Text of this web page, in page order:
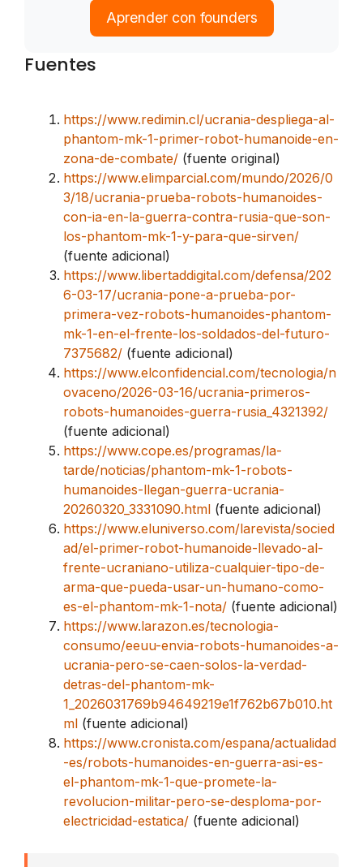
Aprender con founders
Fuentes
https://www.redimin.cl/ucrania-despliega-al-
phantom-mk-1-primer-robot-humanoide-en-
zona-de-combate/ (fuente original)
https://www.elimparcial.com/mundo/2026/0
3/18/ucrania-prueba-robots-humanoides-
con-ia-en-la-guerra-contra-rusia-que-son-
los-phantom-mk-1-y-para-que-sirven/
(fuente adicional)
https://www.libertaddigital.com/defensa/202
6-03-17/ucrania-pone-a-prueba-por-
primera-vez-robots-humanoides-phantom-
mk-1-en-el-frente-los-soldados-del-futuro-
7375682/ (fuente adicional)
https://www.elconfidencial.com/tecnologia/n
ovaceno/2026-03-16/ucrania-primeros-
robots-humanoides-guerra-rusia_4321392/
(fuente adicional)
https://www.cope.es/programas/la-
tarde/noticias/phantom-mk-1-robots-
humanoides-llegan-guerra-ucrania-
20260320_3331090.html (fuente adicional)
https://www.eluniverso.com/larevista/socied
ad/el-primer-robot-humanoide-llevado-al-
frente-ucraniano-utiliza-cualquier-tipo-de-
arma-que-pueda-usar-un-humano-como-
es-el-phantom-mk-1-nota/ (fuente adicional)
https://www.larazon.es/tecnologia-
consumo/eeuu-envia-robots-humanoides-a-
ucrania-pero-se-caen-solos-la-verdad-
detras-del-phantom-mk-
1_2026031769b94649219e1f762b67b010.ht
ml (fuente adicional)
https://www.cronista.com/espana/actualidad
-es/robots-humanoides-en-guerra-asi-es-
el-phantom-mk-1-que-promete-la-
revolucion-militar-pero-se-desploma-por-
electricidad-estatica/ (fuente adicional)